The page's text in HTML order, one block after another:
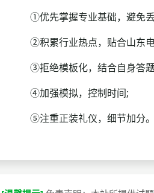
①优先掌握专业基础，避免
②积累行业热点，贴合山东电
③拒绝模板化，结合自身答
④加强模拟，控制时间;
⑤注重正装礼仪，细节加分。